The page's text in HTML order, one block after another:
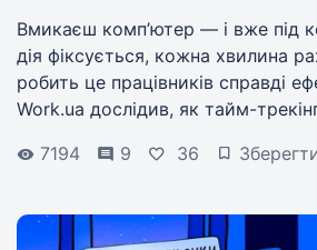
Вмикаєш комп’ютер — і вже під
дія фіксується, кожна хвилина
робить це працівників справді
Work.ua дослідив, як тайм-
7194
9 36